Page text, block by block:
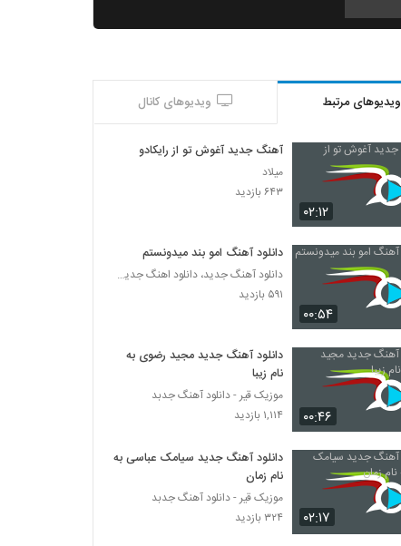
دانلود آهنگ چیه فردام از حمید امینی
آهنگ حسین سرکش بنام پر کردم
۲۹۷ بازدید
Siamak Abbasi Edame Bede
۲۲۷ بازدید
دانلود آهنگ بلای دل از کوروش توحدی
۳۰۹ بازدید
آهنگ علی تیرمایه بنام علاقه
۴۵۸ بازدید
دانلود آهنگ حمید فتح الله زاده آیون
ویدیوهای مرتبط ویدیوهای کانال
۰۲:۱۲
آهنگ جدید آغوش تو از رایکادو
میلاد
۶۴۳ بازدید
۰۰:۵۴
دانلود آهنگ امو بند میدونستم
دانلود آهنگ جدید، دانلود اهنگ جدید ایرانی
۵۹۱ بازدید
۰۰:۴۶
دانلود آهنگ جدید مجید رضوی به
نام زیبا
موزیک قیر - دانلود آهنگ جدبد
۱,۱۱۴ بازدید
۰۲:۱۷
دانلود آهنگ جدید سیامک عباسی به
نام زمان
موزیک قیر - دانلود آهنگ جدبد
۳۲۴ بازدید